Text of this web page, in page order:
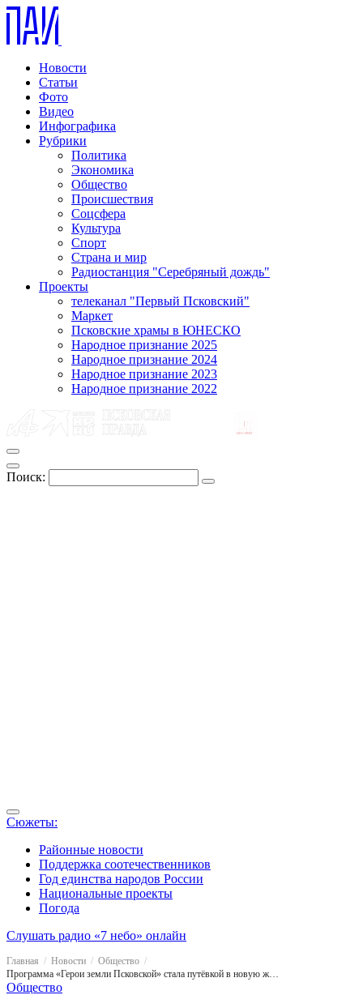
Новости
Статьи
Фото
Видео
Инфографика
Рубрики
Политика
Экономика
Общество
Происшествия
Соцсфера
Культура
Спорт
Страна и мир
Радиостанция "Серебряный дождь"
Проекты
телеканал "Первый Псковский"
Маркет
Псковские храмы в ЮНЕСКО
Народное признание 2025
Народное признание 2024
Народное признание 2023
Народное признание 2022
Поиск:
Сюжеты:
Районные новости
Поддержка соотечественников
Год единства народов России
Национальные проекты
Погода
Слушать радио «7 небо» онлайн
Главная Новости
Общество
Программа «Герои земли Псковской» стала путёвкой в новую жизнь – участники кадрового проекта
Общество